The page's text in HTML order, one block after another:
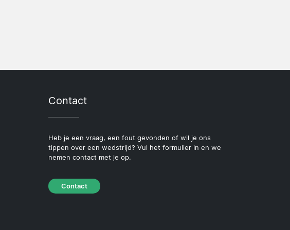
Contact
Heb je een vraag, een fout gevonden of wil je ons
tippen over een wedstrijd? Vul het formulier in en we
nemen contact met je op.
Contact